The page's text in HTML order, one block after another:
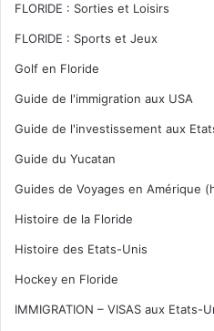
FLORIDE : Sorties et Loisirs
FLORIDE : Sports et Jeux
Golf en Floride
Guide de l'immigration aux USA
Guide de l'investissement aux
Guide du Yucatan
Guides de Voyages en Amérique
Histoire de la Floride
Histoire des Etats-Unis
Hockey en Floride
IMMIGRATION – VISAS aux Etats-